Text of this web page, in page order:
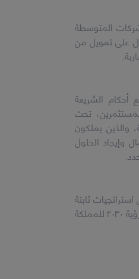
المتوسطة
على تمويل من
أحكام الشريعة
تحت
والذين يملكون
وإيجاد الحلول
ثابتة
لتطوير تقنياتتا تماشيا مع سرعة تنامي كافة القطاعات الأخرى لملائمة رؤية ٢٠٣٠ للمملكة